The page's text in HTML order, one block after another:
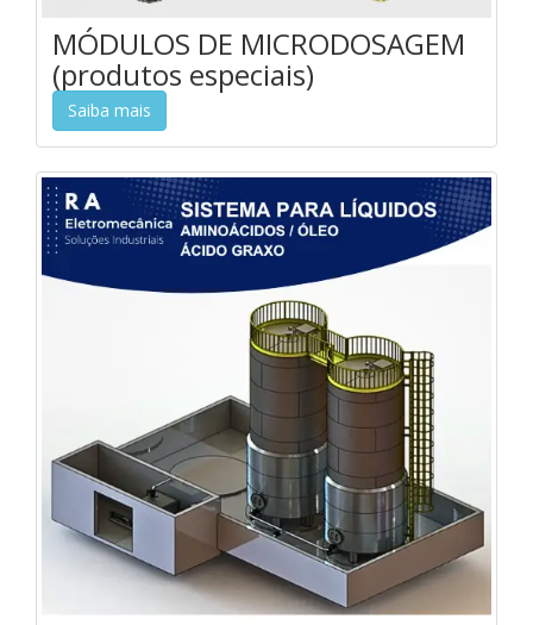
MÓDULOS DE MICRODOSAGEM
(produtos especiais)
Saiba mais